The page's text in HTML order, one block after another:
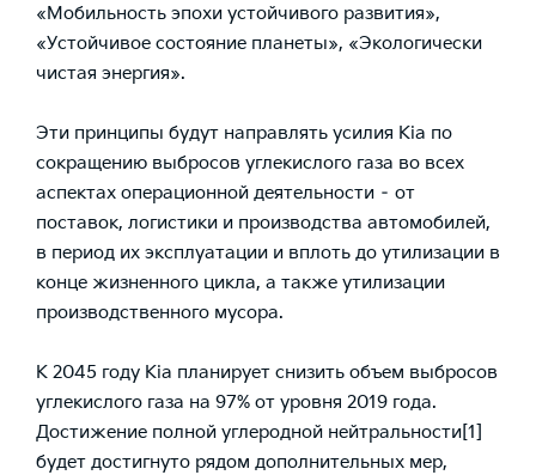
«Мобильность эпохи устойчивого развития»,
«Устойчивое состояние планеты», «Экологически
чистая энергия».
Эти принципы будут направлять усилия Kia по
сокращению выбросов углекислого газа во всех
аспектах операционной деятельности – от
поставок, логистики и производства автомобилей,
в период их эксплуатации и вплоть до утилизации в
конце жизненного цикла, а также утилизации
производственного мусора.
К 2045 году Kia планирует снизить объем выбросов
углекислого газа на 97% от уровня 2019 года.
Достижение полной углеродной нейтральности[1]
будет достигнуто рядом дополнительных мер,